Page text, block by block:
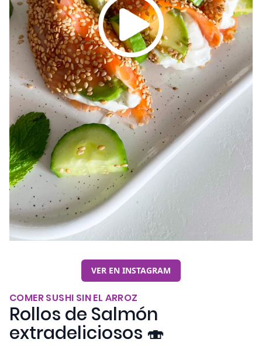
VER EN INSTAGRAM
COMER SUSHI SIN EL ARROZ
Rollos de Salmón
extradeliciosos 🍣